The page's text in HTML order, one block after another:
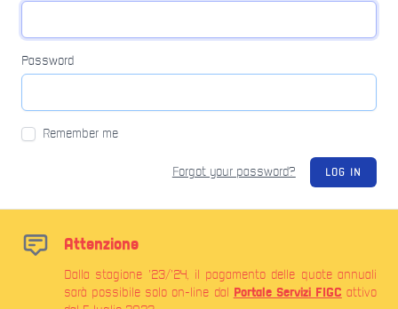
Password
Remember me
Forgot your password? LOG IN
Attenzione
Dalla stagione '23/'24, il pagamento delle quote annuali
sarà possibile solo on-line dal Portale Servizi FIGC attivo